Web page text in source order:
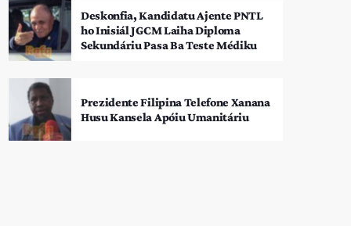
Deskonfia, Kandidatu Ajente PNTL
ho Inisiál JGCM Laiha Diploma
Sekundáriu Pasa Ba Teste Médiku
Prezidente Filipina Telefone Xanana
Husu Kansela Apóiu Umanitáriu